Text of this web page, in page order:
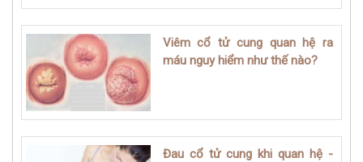
Viêm cổ tử cung quan hệ ra
máu nguy hiểm như thế nào?
Đau cổ tử cung khi quan hệ -